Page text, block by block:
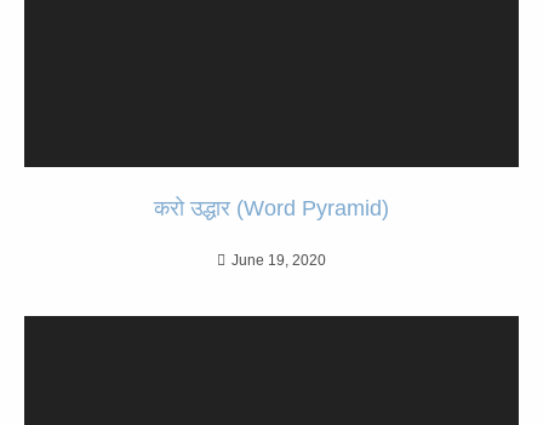
करो उद्धार (Word Pyramid)
June 19, 2020